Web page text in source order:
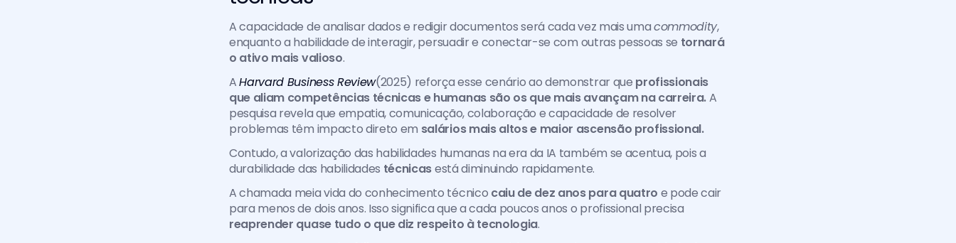
A capacidade de analisar dados e redigir documentos será cada vez mais uma commodity,
enquanto a habilidade de interagir, persuadir e conectar-se com outras pessoas se tornará
o ativo mais valioso.
A Harvard Business Review(2025) reforça esse cenário ao demonstrar que profissionais
que aliam competências técnicas e humanas são os que mais avançam na carreira. A
pesquisa revela que empatia, comunicação, colaboração e capacidade de resolver
problemas têm impacto direto em salários mais altos e maior ascensão profissional.
Contudo, a valorização das habilidades humanas na era da IA também se acentua, pois a
durabilidade das habilidades técnicas está diminuindo rapidamente.
A chamada meia vida do conhecimento técnico caiu de dez anos para quatro e pode cair
reaprender quase tudo o que diz respeito à tecnologia.